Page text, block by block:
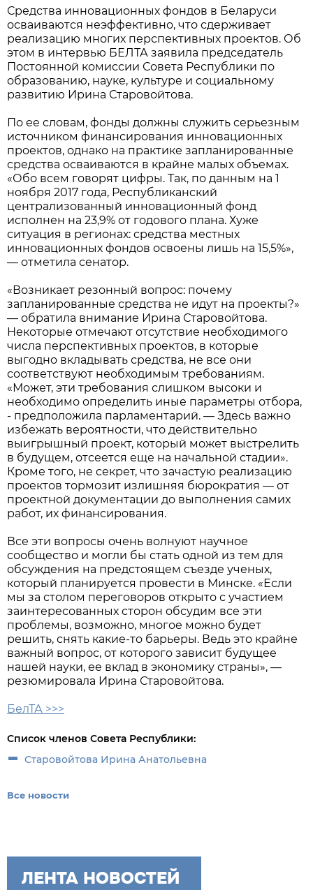
Средства инновационных фондов в Беларуси
осваиваются неэффективно, что сдерживает
реализацию многих перспективных проектов. Об
этом в интервью БЕЛТА заявила председатель
Постоянной комиссии Совета Республики по
образованию, науке, культуре и социальному
развитию Ирина Старовойтова.
По ее словам, фонды должны служить серьезным
источником финансирования инновационных
проектов, однако на практике запланированные
средства осваиваются в крайне малых объемах.
«Обо всем говорят цифры. Так, по данным на 1
ноября 2017 года, Республиканский
централизованный инновационный фонд
исполнен на 23,9% от годового плана. Хуже
ситуация в регионах: средства местных
инновационных фондов освоены лишь на 15,5%»,
— отметила сенатор.
«Возникает резонный вопрос: почему
запланированные средства не идут на проекты?»
— обратила внимание Ирина Старовойтова.
Некоторые отмечают отсутствие необходимого
числа перспективных проектов, в которые
выгодно вкладывать средства, не все они
соответствуют необходимым требованиям.
«Может, эти требования слишком высоки и
необходимо определить иные параметры отбора,
- предположила парламентарий. — Здесь важно
избежать вероятности, что действительно
выигрышный проект, который может выстрелить
в будущем, отсеется еще на начальной стадии».
Кроме того, не секрет, что зачастую реализацию
проектов тормозит излишняя бюрократия — от
проектной документации до выполнения самих
работ, их финансирования.
Все эти вопросы очень волнуют научное
сообщество и могли бы стать одной из тем для
обсуждения на предстоящем съезде ученых,
который планируется провести в Минске. «Если
мы за столом переговоров открыто с участием
заинтересованных сторон обсудим все эти
проблемы, возможно, многое можно будет
решить, снять какие-то барьеры. Ведь это крайне
важный вопрос, от которого зависит будущее
нашей науки, ее вклад в экономику страны», —
резюмировала Ирина Старовойтова.
БелТА >>>
Список членов Совета Республики:
Старовойтова Ирина Анатольевна
Все новости
ЛЕНТА НОВОСТЕЙ